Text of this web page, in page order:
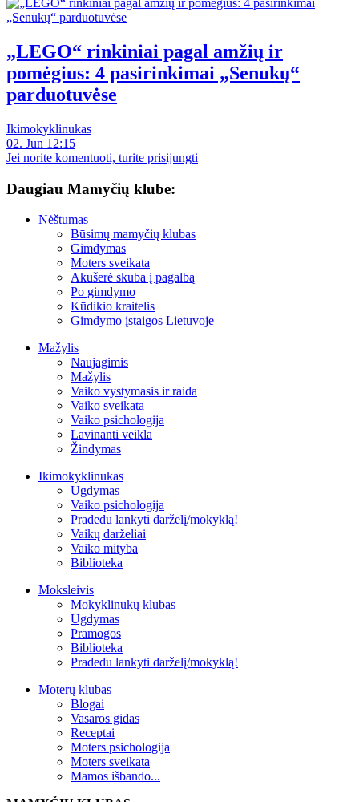
„LEGO“ rinkiniai pagal amžių ir
pomėgius: 4 pasirinkimai „Senukų“
parduotuvėse
Ikimokyklinukas
02. Jun 12:15
Jei norite komentuoti, turite prisijungti
Daugiau Mamyčių klube:
Nėštumas
Būsimų mamyčių klubas
Gimdymas
Moters sveikata
Akušerė skuba į pagalbą
Po gimdymo
Kūdikio kraitelis
Gimdymo įstaigos Lietuvoje
Mažylis
Naujagimis
Mažylis
Vaiko vystymasis ir raida
Vaiko sveikata
Vaiko psichologija
Lavinanti veikla
Žindymas
Ikimokyklinukas
Ugdymas
Vaiko psichologija
Pradedu lankyti darželį/mokyklą!
Vaikų darželiai
Vaiko mityba
Biblioteka
Moksleivis
Mokyklinukų klubas
Ugdymas
Pramogos
Biblioteka
Pradedu lankyti darželį/mokyklą!
Moterų klubas
Blogai
Vasaros gidas
Receptai
Moters psichologija
Moters sveikata
Mamos išbando...